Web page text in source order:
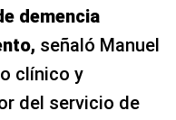
demencia
señaló Manuel
clínico y
del servicio de